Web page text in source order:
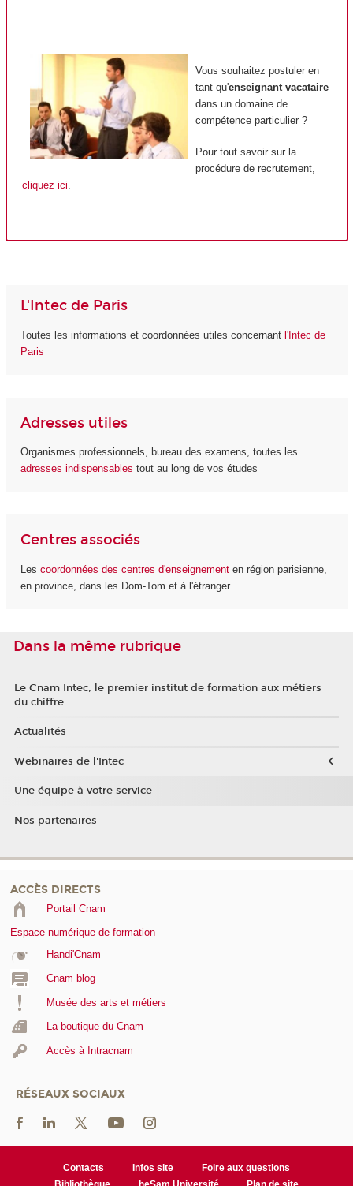
Vous souhaitez postuler en
tant qu'enseignant vacataire
dans un domaine de
compétence particulier ?
Pour tout savoir sur la
procédure de recrutement,
cliquez ici.
L'Intec de Paris
Toutes les informations et coordonnées utiles concernant l'Intec de
Paris
Adresses utiles
Organismes professionnels, bureau des examens, toutes les
adresses indispensables tout au long de vos études
Centres associés
Les coordonnées des centres d'enseignement en région parisienne,
en province, dans les Dom-Tom et à l'étranger
Dans la même rubrique
Le Cnam Intec, le premier institut de formation aux métiers
du chiffre
Actualités
Webinaires de l'Intec
Une équipe à votre service
Nos partenaires
ACCÈS DIRECTS
Portail Cnam
Espace numérique de formation
Handi'Cnam
Cnam blog
Musée des arts et métiers
La boutique du Cnam
Accès à Intracnam
RÉSEAUX SOCIAUX
Contacts Infos site
Foire aux questions